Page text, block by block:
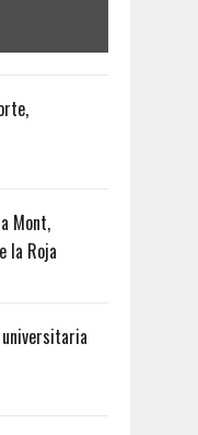
Mont,
la Roja
universitaria